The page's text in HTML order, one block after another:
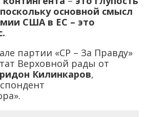
основной смысл
США в ЕС – это
партии «СР – За Правду»
Верховной рады от
Килинкаров,